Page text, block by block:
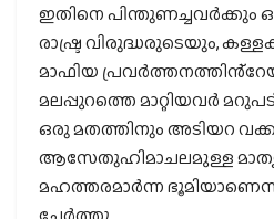
ഇതിനെ പിന്തുണച്ചവർക്കും
രാഷ്ട്ര വിരുദ്ധരുടെയും,
മാഫിയ
മലപ്പുറത്തെ മാറ്റിയവർ
ഒരു മതത്തിനും അടിയറ
ആസേതുഹിമാചലമുള്ള
മഹത്തരമാർന്ന